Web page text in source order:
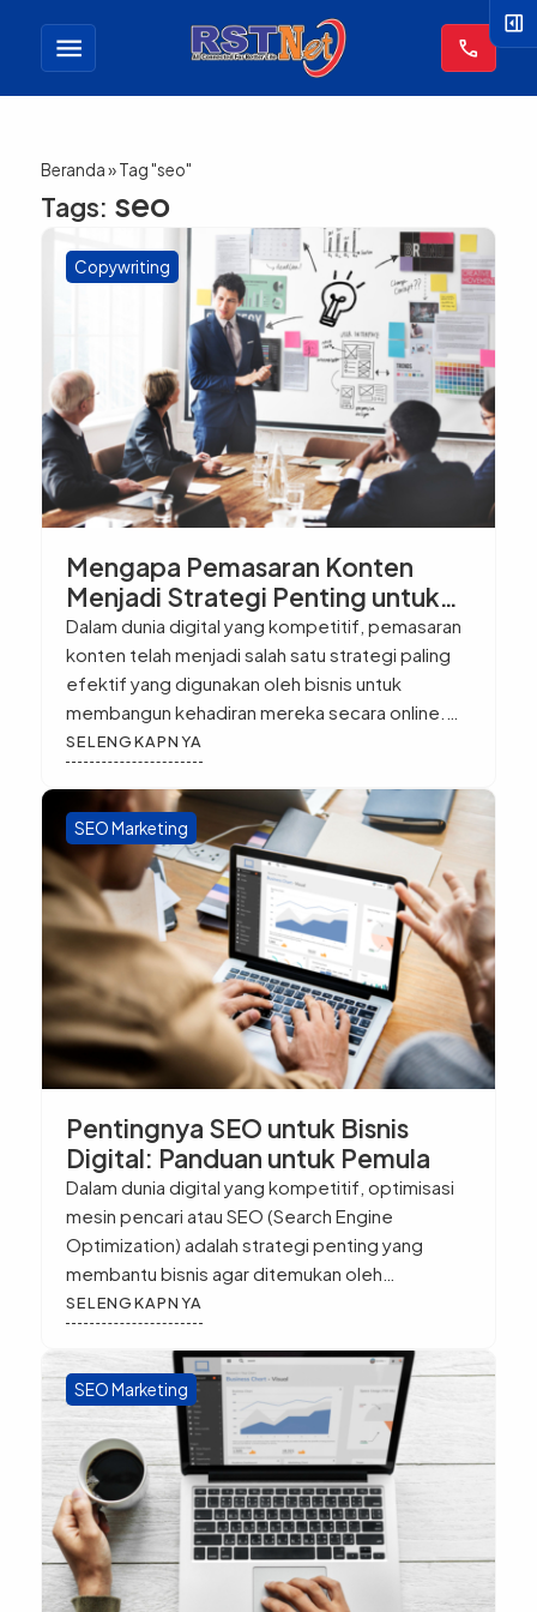
menu call
Beranda»Tag "seo"
Tags: seo
Copywriting
Mengapa Pemasaran Konten
Menjadi Strategi Penting untuk
Bisnis Online
Dalam dunia digital yang kompetitif, pemasaran
konten telah menjadi salah satu strategi paling
efektif yang digunakan oleh bisnis untuk
membangun kehadiran mereka secara online.
Lebih dari sekadar penjualan, pemasaran konten
berfokus pada memberikan nilai kepada
audiens, meningkatkan keterlibatan pelanggan,
dan membangun kepercayaan. Saat pelanggan
merasa dihargai dan mendapatkan manfaat dari
informasi yang Anda bagikan, mereka […]
SELENGKAPNYA
SEO Marketing
Pentingnya SEO untuk Bisnis
Digital: Panduan untuk Pemula
Dalam dunia digital yang kompetitif, optimisasi
mesin pencari atau SEO (Search Engine
Optimization) adalah strategi penting yang
membantu bisnis agar ditemukan oleh
pelanggan yang relevan di internet. SEO
memungkinkan website Anda muncul di hasil
pencarian Google, meningkatkan traffic organik,
dan membantu bisnis Anda menarik audiens
yang tertarget. Apa Itu SEO dan Mengapa
Penting untuk Bisnis […]
SELENGKAPNYA
SEO Marketing
right_panel_open